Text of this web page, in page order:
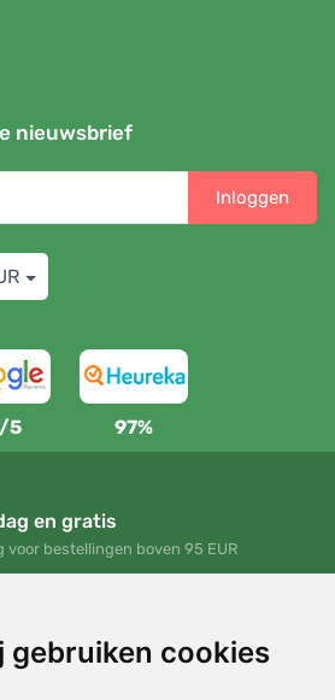
gebruiken cookies
nieuwsbrief
Inloggen
5 97%
en gratis
voor bestellingen boven 95 EUR
retourneren
op elk gewenst moment binnen 90
of ruilen